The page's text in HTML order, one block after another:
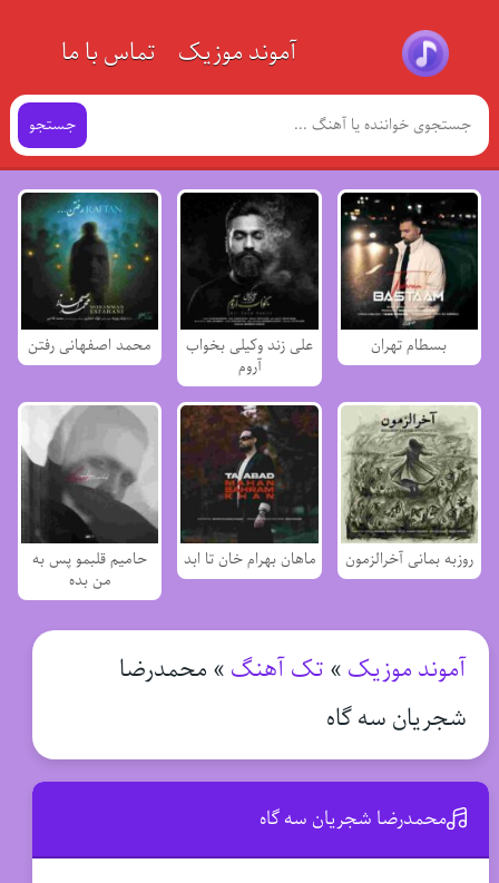
آموند موزیک تماس با ما
جستجو
بسطام تهران
علی زند وکیلی بخواب
آروم
محمد اصفهانی رفتن
روزبه بمانی آخرالزمون ماهان بهرام خان تا ابد
حامیم قلبمو پس به
من بده
آموند موزیک » تک آهنگ » محمدرضا
شجریان سه گاه
محمدرضا شجریان سه گاه